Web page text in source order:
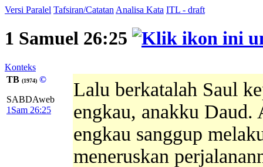
Versi Paralel Tafsiran/Catatan Analisa Kata ITL - draft
1 Samuel 26:25
Konteks
TB (1974) ©
SABDAweb
1Sam 26:25
Lalu berkatalah Saul
engkau, anakku Daud.
engkau sanggup
meneruskan